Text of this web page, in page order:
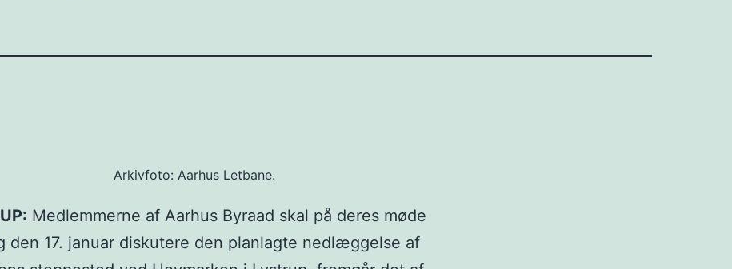
Arkivfoto: Aarhus Letbane.
Medlemmerne af Aarhus Byraad skal på deres møde
den 17. januar diskutere den planlagte nedlæggelse af